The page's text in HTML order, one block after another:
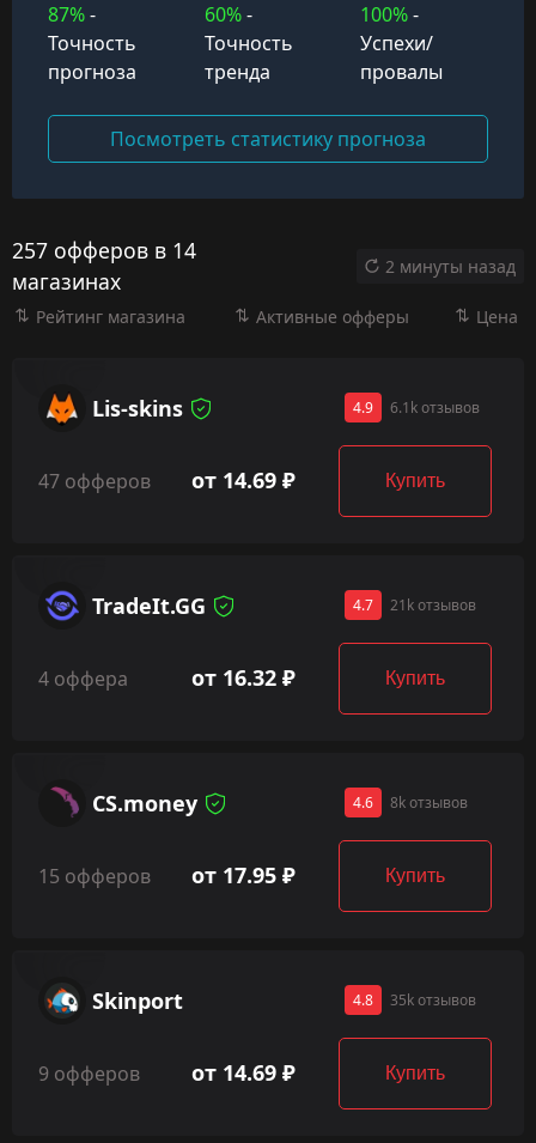
87%-
Точность
прогноза
60%-
Точность
тренда
100%-
Успехи/
провалы
Посмотреть статистику прогноза
257 офферов в 14
магазинах
2 минуты назад
Рейтинг магазина Активные офферы Цена
Lis-skins 4.9 6.1k отзывов
47 офферов от 14.69 ₽ Купить
TradeIt.GG 4.7 21k отзывов
4 оффера от 16.32 ₽ Купить
CS.money 4.6 8k отзывов
15 офферов от 17.95 ₽ Купить
Skinport 4.8 35k отзывов
9 офферов от 14.69 ₽ Купить